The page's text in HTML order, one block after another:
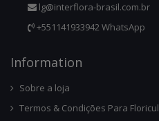
lg@interflora-brasil.com.br
+551141933942 WhatsApp
InforMation
Sobre a loja
Termos & Condições Para